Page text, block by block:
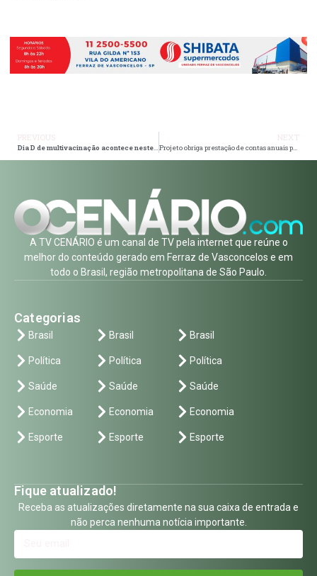
Dia D de multivacinação acontece neste sábado (17) em Itaquá Projeto obriga prestação de contas anuais pela pasta do Meio Ambiente e Proteção Animal
A TV CENÁRIO é um canal de TV pela internet que reúne o
melhor do conteúdo gerado em Ferraz de Vasconcelos e em
todo o Brasil, região metropolitana de São Paulo.
Categorias
Brasil
Política
Saúde
Economia
Esporte
Brasil
Política
Saúde
Economia
Esporte
Brasil
Política
Saúde
Economia
Esporte
Fique atualizado!
Receba as atualizações diretamente na sua caixa de entrada e
não perca nenhuma notícia importante.